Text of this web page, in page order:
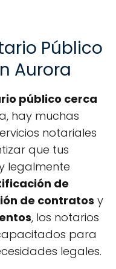
Público
Aurora
público cerca
hay muchas
notariales
que tus
legalmente
de
de contratos y
, los notarios
para
legales.